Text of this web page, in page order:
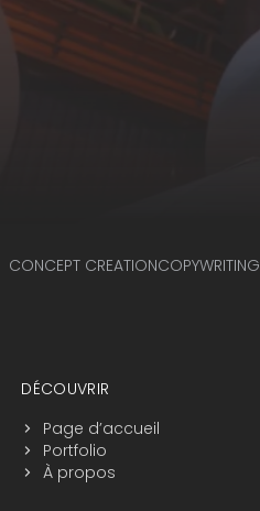
CONCEPT CREATIONCOPYWRITING
DÉCOUVRIR
Page d’accueil
Portfolio
À propos